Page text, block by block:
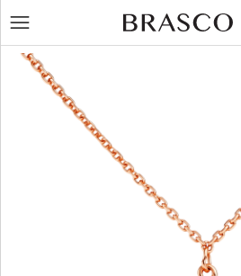
LT
Žiedai
Auskarai